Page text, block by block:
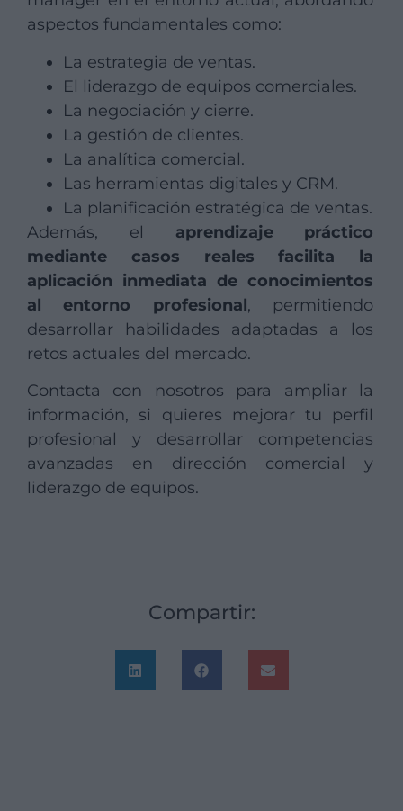
aspectos fundamentales como:
La estrategia de ventas.
El liderazgo de equipos comerciales.
La negociación y cierre.
La gestión de clientes.
La analítica comercial.
Las herramientas digitales y CRM.
La planificación estratégica de ventas.
Además, el aprendizaje práctico
mediante casos reales facilita la
aplicación inmediata de conocimientos
al entorno profesional, permitiendo
desarrollar habilidades adaptadas a los
retos actuales del mercado.
Contacta con nosotros para ampliar la
información, si quieres mejorar tu perfil
profesional y desarrollar competencias
avanzadas en dirección comercial y
liderazgo de equipos.
Compartir: